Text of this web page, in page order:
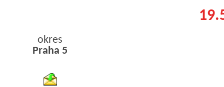
okres
Praha 5